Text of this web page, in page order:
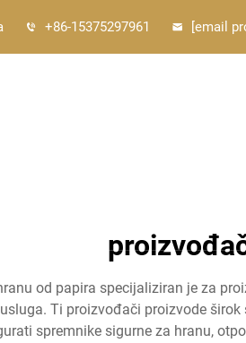
+86-15375297961 [email
od papira specijaliziran je za
Ti proizvođači proizvode
spremnike sigurne za hranu,